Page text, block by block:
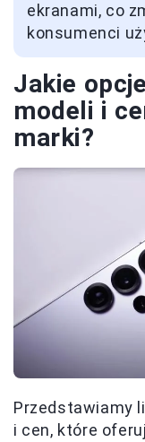
ekranami, co
konsumenci
Jakie
modeli i
marki?
Przedstawiamy
i cen, które